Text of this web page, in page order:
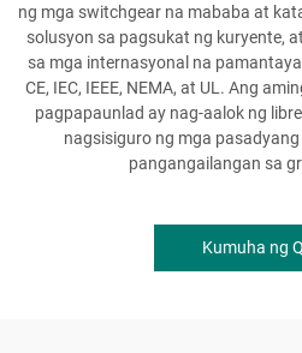
ng mga switchgear na mababa at
solusyon sa pagsukat ng kuryente,
sa mga internasyonal na
CE, IEC, IEEE, NEMA, at UL. Ang
pagpapaunlad ay nag-aalok ng
nagsisiguro ng mga
pangangailangan sa
Kumuha ng